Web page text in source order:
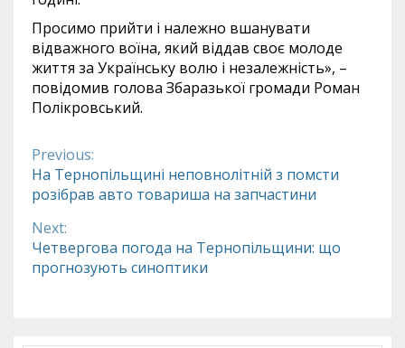
Просимо прийти і належно вшанувати
відважного воїна, який віддав своє молоде
життя за Українську волю і незалежність», –
повідомив голова Збаразької громади Роман
Полікровський.
Continue
Reading
Previous:
На Тернопільщині неповнолітній з помсти
розібрав авто товариша на запчастини
Next:
Четвергова погода на Тернопільщини: що
прогнозують синоптики